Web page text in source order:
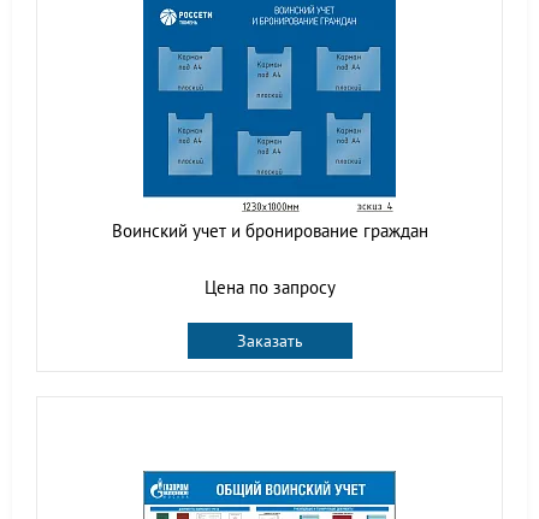
Воинский учет и бронирование граждан
Цена по запросу
Заказать